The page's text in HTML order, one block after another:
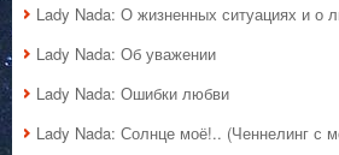
Lady Nada: О жизненных ситуациях и о
Lady Nada: Об уважении
Lady Nada: Ошибки любви
Lady Nada: Солнце моё!.. (Ченнелинг с